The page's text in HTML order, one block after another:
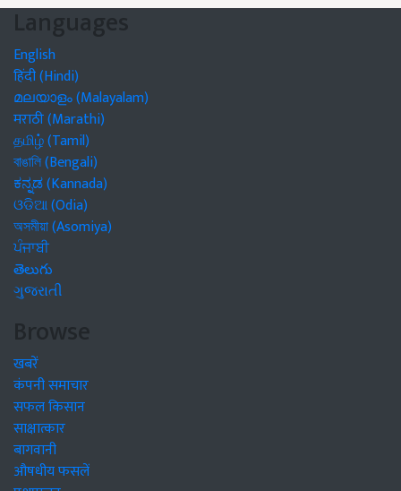
Languages
English
हिंदी (Hindi)
മലയാളം (Malayalam)
मराठी (Marathi)
தமிழ் (Tamil)
বাঙালি (Bengali)
ಕನ್ನಡ (Kannada)
ଓଡିଆ (Odia)
অসমীয়া (Asomiya)
ਪੰਜਾਬੀ
తెలుగు
ગુજરાતી
Browse
खबरें
कंपनी समाचार
सफल किसान
साक्षात्कार
बागवानी
औषधीय फसलें